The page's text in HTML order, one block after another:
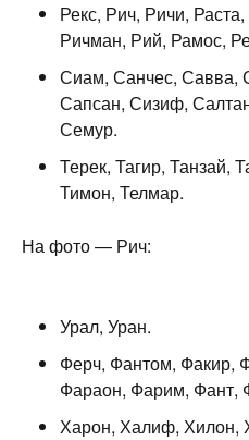
Рекс, Рич, Ричи,
Ричман, Рий, Рамос,
Сиам, Санчес, Савва,
Сапсан, Сизиф,
Семур.
Терек, Тагир, Танзай,
Тимон, Телмар.
На фото — Рич:
Урал, Уран.
Ферч, Фантом, Факир,
Фараон, Фарим, Фант,
Харон, Халиф, Хилон,